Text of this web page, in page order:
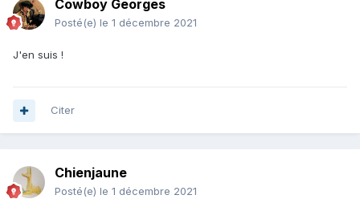
Cowboy Georges
Posté(e) le 1 décembre 2021
J'en suis !
Citer
Chienjaune
Posté(e) le 1 décembre 2021